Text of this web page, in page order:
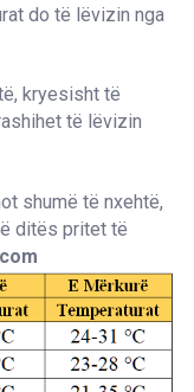
do të lëvizin nga
kryesisht të
të lëvizin
shumë të nxehtë,
ditës pritet të